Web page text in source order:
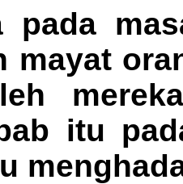
pada
mayat
itu